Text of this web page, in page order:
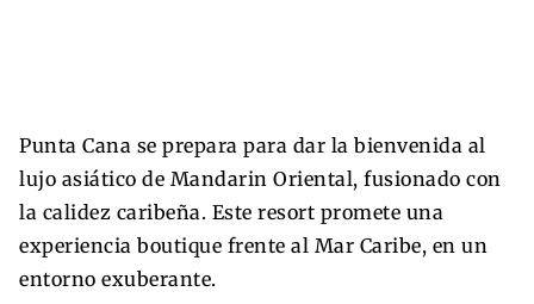
Punta Cana se prepara para dar la bienvenida al
lujo asiático de Mandarin Oriental, fusionado con
la calidez caribeña. Este resort promete una
experiencia boutique frente al Mar Caribe, en un
entorno exuberante.